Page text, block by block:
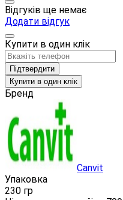
Відгуків ще немає
Додати відгук
Купити в один клік
Підтвердити
Купити в один клік
Бренд
Canvit
Упаковка
230 гр